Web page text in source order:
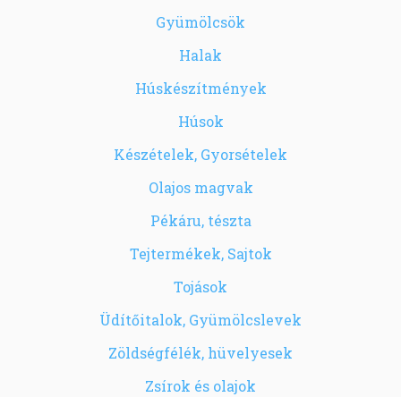
Gyümölcsök
Halak
Húskészítmények
Húsok
Készételek, Gyorsételek
Olajos magvak
Pékáru, tészta
Tejtermékek, Sajtok
Tojások
Üdítőitalok, Gyümölcslevek
Zöldségfélék, hüvelyesek
Zsírok és olajok